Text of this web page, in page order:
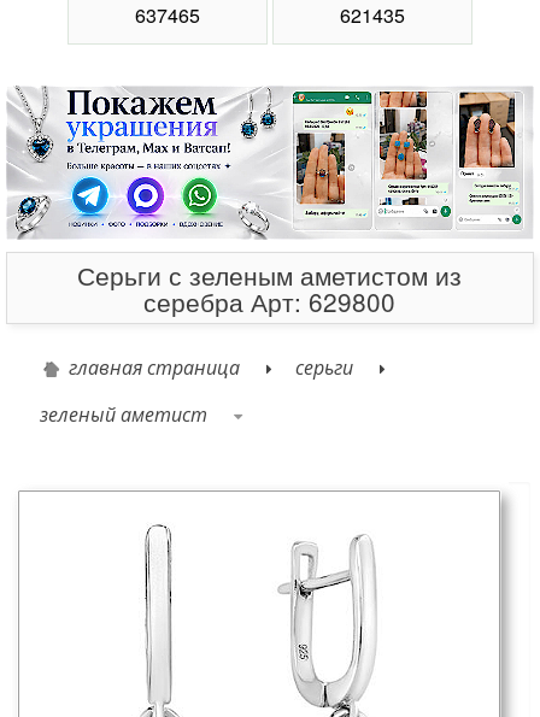
637465
621435
Серьги с зеленым аметистом из
серебра Арт: 629800
главная страница
серьги
зеленый аметист